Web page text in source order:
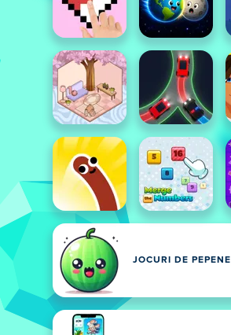
JOCURI DE PEPENE